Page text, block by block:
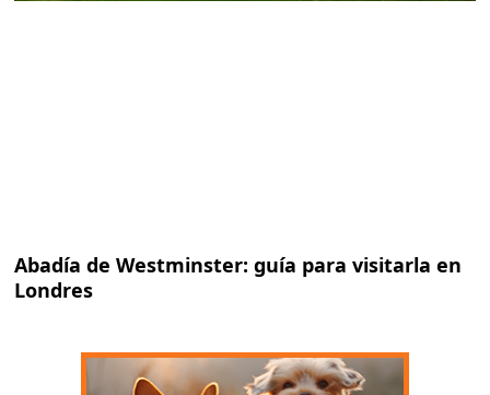
Abadía de Westminster: guía para visitarla en
Londres